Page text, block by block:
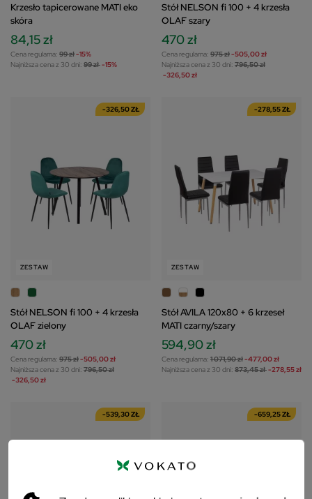
Krzesło tapicerowane MATI eko
skóra
84,15 zł
Cena regularna: 99 zł-15%
Najniższa cena z 30 dni: 99 zł-15%
Stół NELSON fi 100 + 4 krzesła
OLAF szary
470 zł
Cena regularna: 975 zł-505,00 zł
Najniższa cena z 30 dni: 796,50 zł
-326,50 zł
-326,50 ZŁ
ZESTAW
Stół NELSON fi 100 + 4 krzesła
OLAF zielony
470 zł
Cena regularna: 975 zł-505,00 zł
Najniższa cena z 30 dni: 796,50 zł
-326,50 zł
-278,55 ZŁ
ZESTAW
Stół AVILA 120x80 + 6 krzeseł
MATI czarny/szary
594,90 zł
Cena regularna: 1 071,90 zł-477,00 zł
Najniższa cena z 30 dni: 873,45 zł-278,55 zł
-539,30 ZŁ -659,25 ZŁ